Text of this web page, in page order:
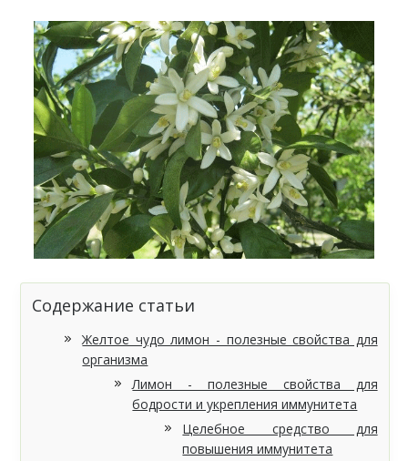
Содержание статьи
Желтое чудо лимон - полезные свойства для
организма
Лимон - полезные свойства для
бодрости и укрепления иммунитета
Целебное средство для
повышения иммунитета